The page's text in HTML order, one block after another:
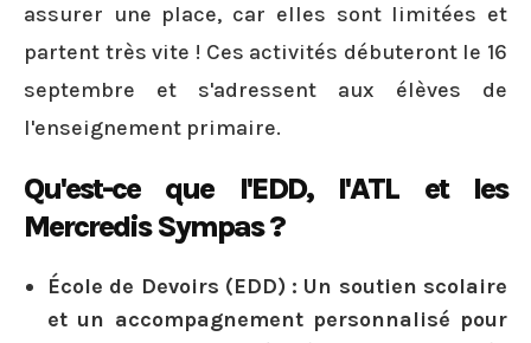
assurer une place, car elles sont limitées et
partent très vite ! Ces activités débuteront le 16
septembre et s'adressent aux élèves de
l'enseignement primaire.
Qu'est-ce que l'EDD, l'ATL et les
Mercredis Sympas ?
École de Devoirs (EDD) : Un soutien scolaire
et un accompagnement personnalisé pour